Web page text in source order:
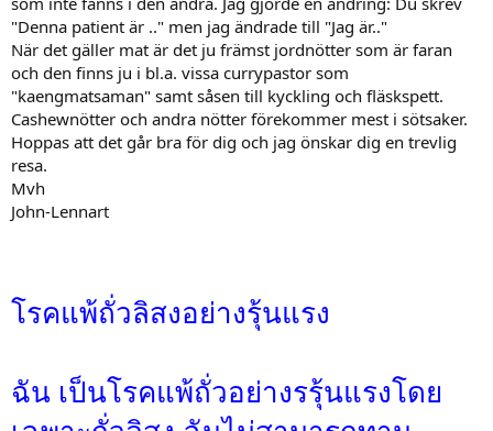
"Denna patient är .." men jag ändrade till "Jag är.."
När det gäller mat är det ju främst jordnötter som är faran
och den finns ju i bl.a. vissa currypastor som
"kaengmatsaman" samt såsen till kyckling och fläskspett.
Cashewnötter och andra nötter förekommer mest i sötsaker.
Hoppas att det går bra för dig och jag önskar dig en trevlig
resa.
Mvh
John-Lennart
โรคแพ้ถั่วลิสงอย่างรุ้นแรง
ฉัน เป็นโรคแพ้ถั่วอย่างรรุ้นแรงโดย